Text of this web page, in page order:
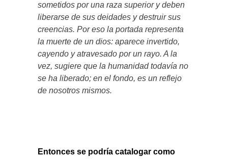
sometidos por una raza superior y deben
liberarse de sus deidades y destruir sus
creencias. Por eso la portada representa
la muerte de un dios: aparece invertido,
cayendo y atravesado por un rayo. A la
vez, sugiere que la humanidad todavía no
se ha liberado; en el fondo, es un reflejo
de nosotros mismos.
Entonces se podría catalogar como